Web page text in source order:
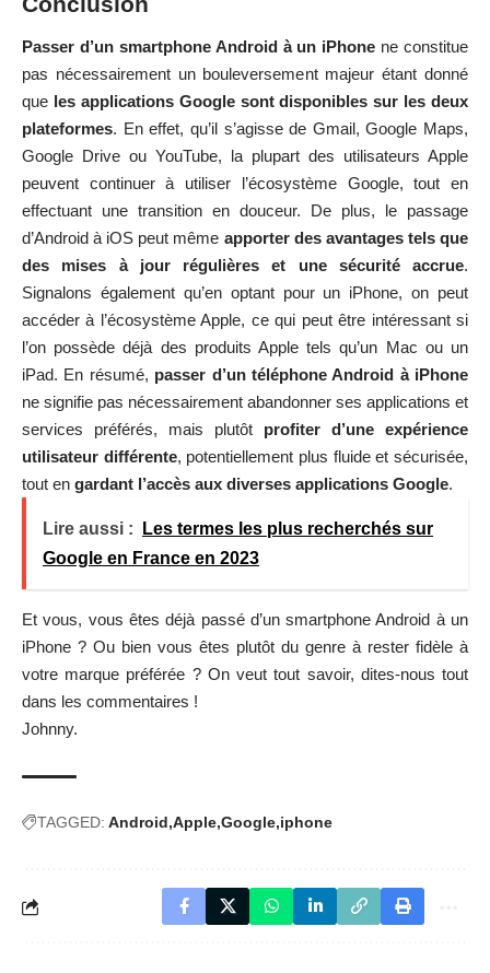
Passer d’un smartphone Android à un iPhone ne constitue
pas nécessairement un bouleversement majeur étant donné
que les applications Google sont disponibles sur les deux
plateformes. En effet, qu’il s’agisse de Gmail, Google Maps,
Google Drive ou YouTube, la plupart des utilisateurs Apple
peuvent continuer à utiliser l’écosystème Google, tout en
effectuant une transition en douceur. De plus, le passage
d’Android à iOS peut même apporter des avantages tels que
des mises à jour régulières et une sécurité accrue.
Signalons également qu’en optant pour un iPhone, on peut
accéder à l’écosystème Apple, ce qui peut être intéressant si
l’on possède déjà des produits Apple tels qu’un Mac ou un
iPad. En résumé, passer d’un téléphone Android à iPhone
ne signifie pas nécessairement abandonner ses applications et
services préférés, mais plutôt profiter d’une expérience
utilisateur différente, potentiellement plus fluide et sécurisée,
tout en gardant l’accès aux diverses applications Google.
Lire aussi :
Les termes les plus recherchés sur
Google en France en 2023
Et vous, vous êtes déjà passé d’un smartphone Android à un
iPhone ? Ou bien vous êtes plutôt du genre à rester fidèle à
votre marque préférée ? On veut tout savoir, dites-nous tout
dans les commentaires !
Johnny.
TAGGED: Android Apple Google iphone